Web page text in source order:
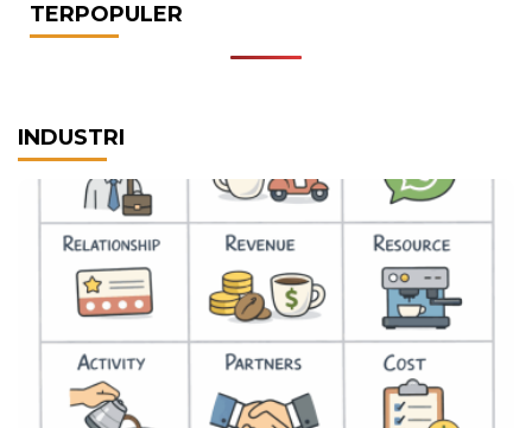
TERPOPULER
INDUSTRI